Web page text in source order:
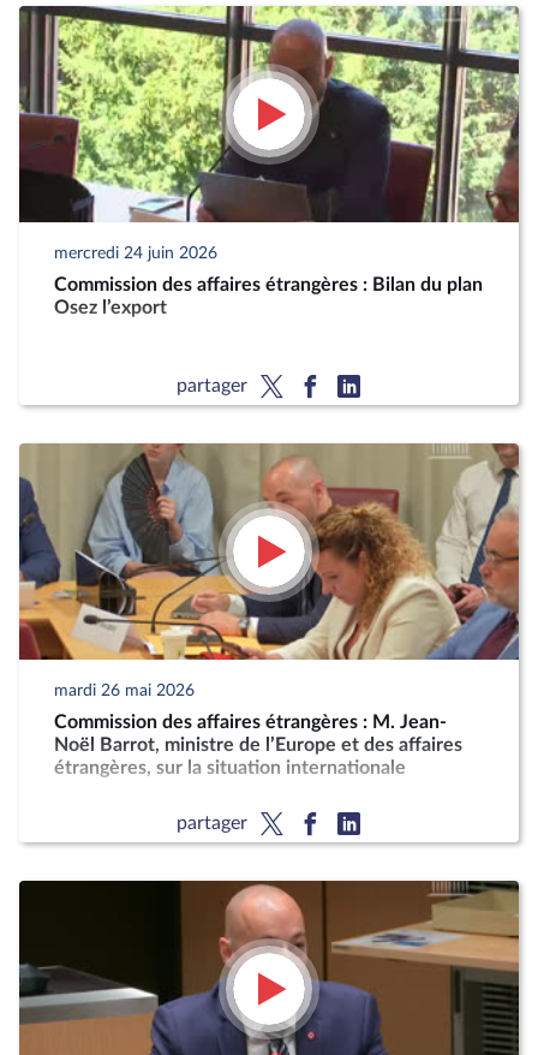
mercredi 24 juin 2026
Commission des affaires étrangères : Bilan du plan
Osez l’export
partager
mardi 26 mai 2026
Commission des affaires étrangères : M. Jean-
Noël Barrot, ministre de l’Europe et des affaires
étrangères, sur la situation internationale
partager